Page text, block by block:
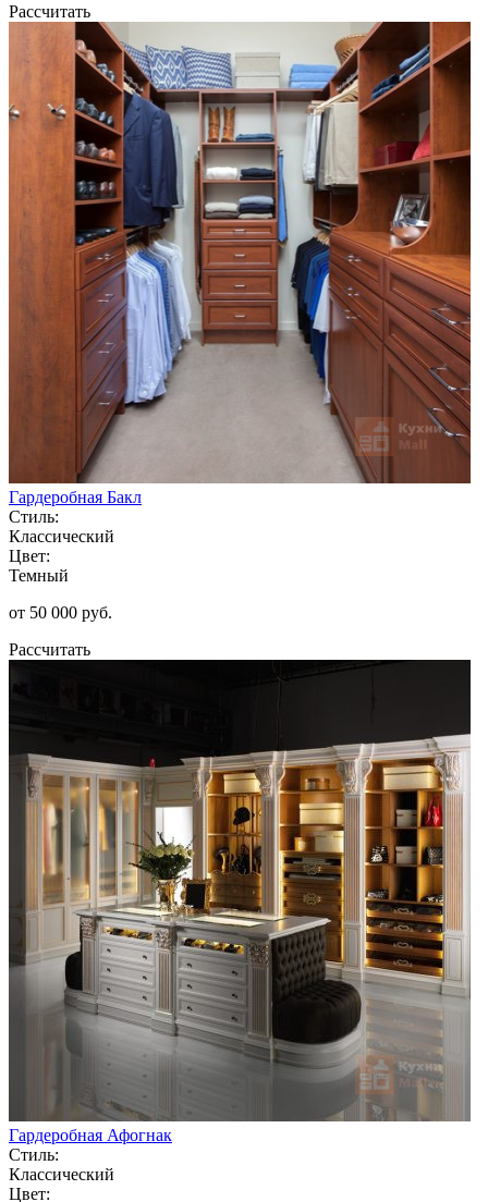
Рассчитать
Гардеробная Бакл
Стиль:
Классический
Цвет:
Темный
от 50 000 руб.
Рассчитать
Гардеробная Афогнак
Стиль:
Классический
Цвет: